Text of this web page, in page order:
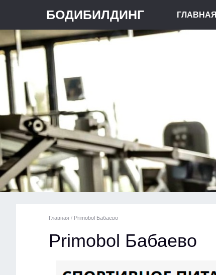
БОДИБИЛДИНГ ГЛАВНАЯ
Главная / Primobol Бабаево
Primobol Бабаево